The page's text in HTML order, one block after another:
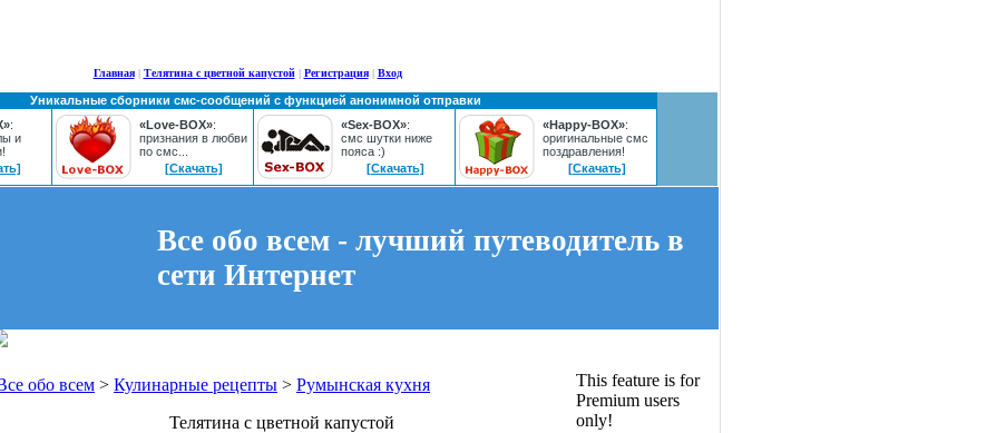
Главная| Телятина с цветной капустой| Регистрация| Вход
Уникальные сборники смс-сообщений с функцией анонимной отправки
:
и
«Love-BOX»:
признания в любви
по смс...
[Скачать]
«Sex-BOX»:
смс шутки ниже
пояса :)
[Скачать]
«Happy-BOX»:
оригинальные смс
поздравления!
[Скачать]
Все обо всем - лучший путеводитель в
сети Интернет
обо всем > Кулинарные рецепты > Румынская кухня
Телятина с цветной капустой
This feature is for
Premium users
only!